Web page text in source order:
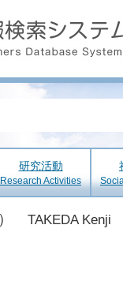
研究活動
Research Activities
TAKEDA Kenji